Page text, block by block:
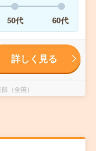
50代 60代
詳しく見る
（全国）